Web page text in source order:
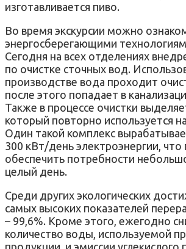
изготавливается пиво.
Во время экскурсии можно
энергосберегающими
Сегодня на всех отделениях
по очистке сточных вод.
производстве вода проходит
после этого попадает в
Также в процессе очистки
который повторно используется
Один такой комплекс
300 кВт/день электроэнергии, что
обеспечить потребности
целый день.
Среди других экологических
самых высоких показателей
– 99,6%. Кроме этого, ежегодно
количество воды, используемой
продукции, и эмиссии углекислого